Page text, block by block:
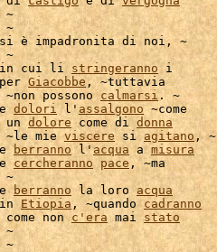
~
~
è impadronita di noi, ~
~
cui li stringeranno i
Giacobbe , ~tuttavia
~non possono calmarsi. ~
dolori l' assalgono ~come
un dolore come di donna
~le mie viscere si agitano, ~
berranno l'acqua a misura
cercheranno pace , ~ma
~
berranno la loro acqua
Etiopia, ~quando cadranno
come non c' era mai stato
~
~